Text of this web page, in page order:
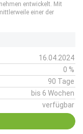
entwickelt. Mit
einer der
16.04.2024
0 %
90 Tage
bis 6 Wochen
verfügbar